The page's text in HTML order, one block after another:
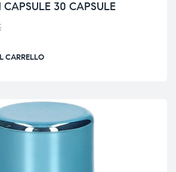
CAPSULE 30 CAPSULE
CARRELLO